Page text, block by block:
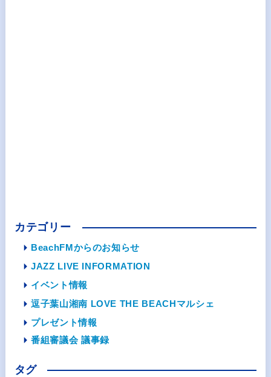
カテゴリー
BeachFMからのお知らせ
JAZZ LIVE INFORMATION
イベント情報
逗子葉山湘南 LOVE THE BEACHマルシェ
プレゼント情報
番組審議会 議事録
タグ